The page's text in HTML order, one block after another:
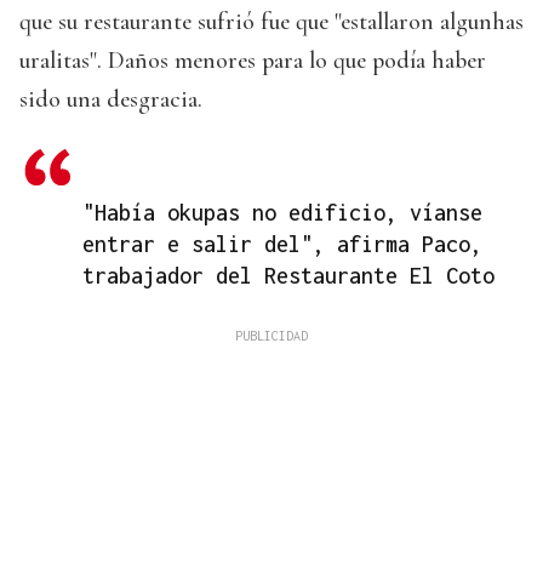
que su restaurante sufrió fue que "estallaron algunhas
uralitas". Daños menores para lo que podía haber
sido una desgracia.
"Había okupas no edificio, víanse
entrar e salir del", afirma Paco,
trabajador del Restaurante El Coto